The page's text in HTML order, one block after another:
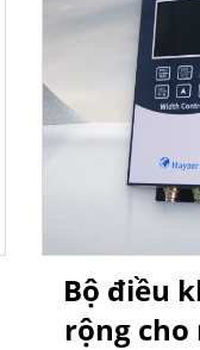
Bộ điều
rộng cho